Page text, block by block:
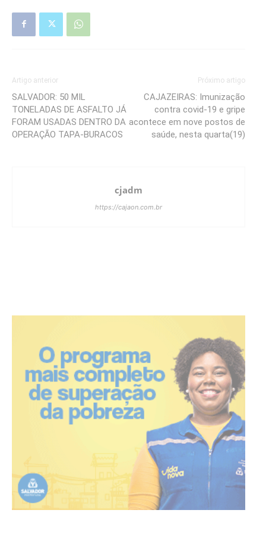
Artigo anterior
SALVADOR: 50 MIL
TONELADAS DE ASFALTO JÁ
FORAM USADAS DENTRO DA
OPERAÇÃO TAPA-BURACOS
Próximo artigo
CAJAZEIRAS: Imunização
contra covid-19 e gripe
acontece em nove postos de
saúde, nesta quarta(19)
cjadm
https://cajaon.com.br